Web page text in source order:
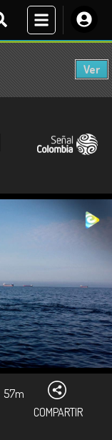
Ver
57m
COMPARTIR